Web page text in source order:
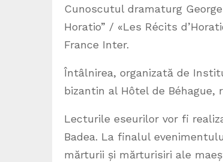
Cunoscutul dramaturg
Horatio” / «Les Récits
France Inter.
Întâlnirea, organizată de
bizantin al Hôtel de Béhague,
Lecturile eseurilor vor fi
Badea. La finalul
mărturii și mărturisiri ale